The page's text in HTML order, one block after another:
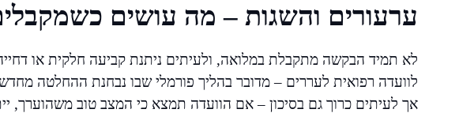
ערעורים והשגות – מה עושים
לא תמיד הבקשה מתקבלת במלואה, ולעיתים ניתנת קביעה חלקית או
לוועדה רפואית לעררים – מדובר בהליך פורמלי שבו נבחנת ההחלטה
אך לעיתים כרוך גם בסיכון – אם הוועדה תמצא כי המצב טוב משהוערך,